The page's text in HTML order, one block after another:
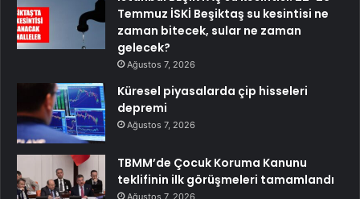
Temmuz İSKİ Beşiktaş su kesintisi ne
zaman bitecek, sular ne zaman
gelecek?
Ağustos 7, 2026
Küresel piyasalarda çip hisseleri
depremi
Ağustos 7, 2026
TBMM’de Çocuk Koruma Kanunu
teklifinin ilk görüşmeleri tamamlandı
Ağustos 7, 2026